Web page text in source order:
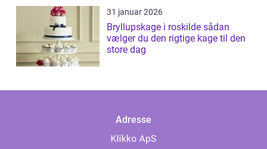
31 januar 2026
Bryllupskage i roskilde sådan
vælger du den rigtige kage til den
store dag
Adresse